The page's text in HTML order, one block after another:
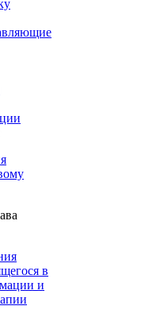
в
и